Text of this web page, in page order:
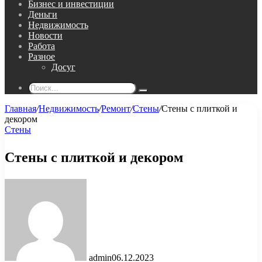
Бизнес и инвестиции
Деньги
Недвижимость
Новости
Работа
Разное
Досуг
Поиск...
Главная/Недвижимость/Ремонт/Стены/Стены с плиткой и
декором
Стены
Стены с плиткой и декором
admin06.12.2023